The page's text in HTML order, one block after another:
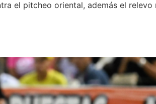
el pitcheo oriental, además el relevo